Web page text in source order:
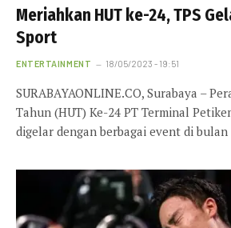
Meriahkan HUT ke-24, TPS
Sport
ENTERTAINMENT 18/05/2023 - 19:51
SURABAYAONLINE.CO, Surabaya –
Tahun (HUT) Ke-24 PT Terminal
digelar dengan berbagai event di